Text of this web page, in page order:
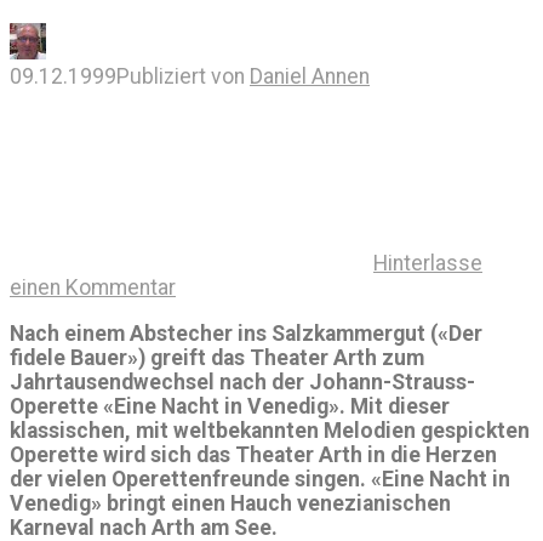
09.12.1999Publiziert von Daniel Annen
Hinterlasse
einen Kommentar
Nach einem Abstecher ins Salzkammergut («Der
fidele Bauer») greift das Theater Arth zum
Jahrtausendwechsel nach der Johann-Strauss-
Operette «Eine Nacht in Venedig». Mit dieser
klassischen, mit weltbekannten Melodien gespickten
Operette wird sich das Theater Arth in die Herzen
der vielen Operettenfreunde singen. «Eine Nacht in
Venedig» bringt einen Hauch venezianischen
Karneval nach Arth am See.